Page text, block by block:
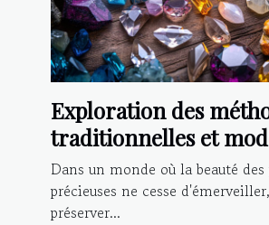
Exploration des
traditionnelles et
nettoyage des pierres
précieuses
Dans un monde où la beauté des
précieuses ne cesse
préserver...